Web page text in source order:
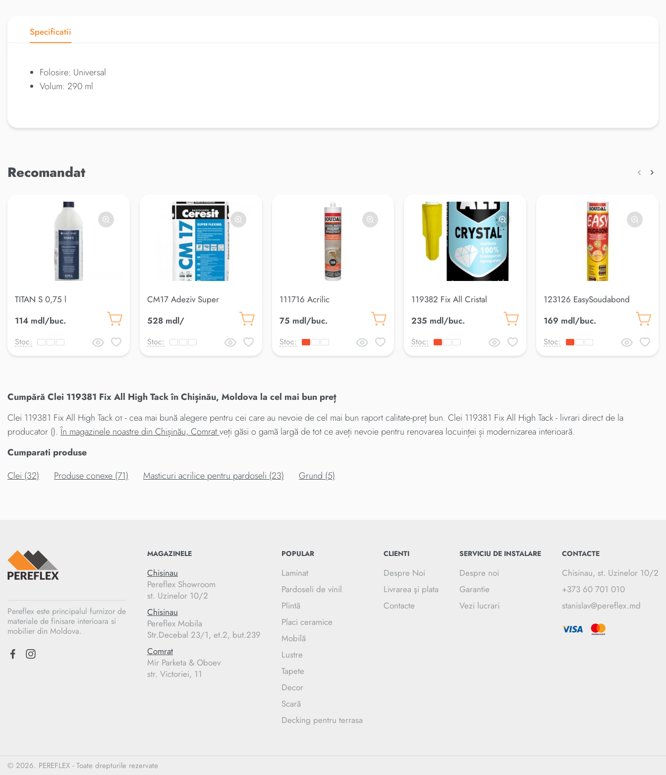
Specificatii
Folosire: Universal
Volum: 290 ml
Recomandat
TITAN S 0,75 l
114 mdl/buc.
Stoc:
CM17 Adeziv Super
Flexsibil(25kg)Ceresit-Matcon
528 mdl/
Stoc:
111716 Acrilic
75 mdl/buc.
Stoc:
119382 Fix All Cristal
235 mdl/buc.
Stoc:
123126 EasySoudabond
169 mdl/buc.
Stoc:
Cumpără Clei 119381 Fix All High Tack în Chișinău, Moldova la cel mai bun preț
Clei 119381 Fix All High Tack от - cea mai bună alegere pentru cei care au nevoie de cel mai bun raport calitate-preț bun. Clei 119381 Fix All High Tack - livrari direct de la
producator ().În magazinele noastre din Chișinău, Comratveți găsi o gamă largă de tot ce aveți nevoie pentru renovarea locuinței și modernizarea interioară.
Cumparati produse
Clei (32)
Produse conexe (71) Masticuri acrilice pentru pardoseli (23) Grund (5)
Pereflex este principalul furnizor de
materiale de finisare interioara si
mobilier din Moldova.
MAGAZINELE
Chisinau
Pereflex Showroom
st. Uzinelor 10/2
Chisinau
Pereflex Mobila
Str.Decebal 23/1, et.2, but.239
Comrat
Mir Parketa & Oboev
str. Victoriei, 11
POPULAR
Laminat
Pardoseli de vinil
Plintă
Placi ceramice
Mobilă
Lustre
Tapete
Decor
Scară
Decking pentru terrasa
CLIENTI
Despre Noi
Livrarea şi plata
Contacte
SERVICIU DE INSTALARE
Despre noi
Garantie
Vezi lucrari
CONTACTE
Chisinau, st. Uzinelor 10/2
+373 60 701 010
stanislav@pereflex.md
© 2026. PEREFLEX - Toate drepturile rezervate